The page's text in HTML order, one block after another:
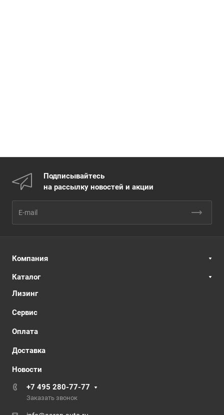
Подписывайтесь
на рассылку новостей и акции
Компания
Каталог
Лизинг
Сервис
Оплата
Доставка
Новости
+7 495 280-77-77
Заказать звонок